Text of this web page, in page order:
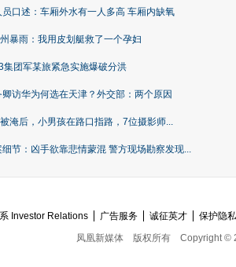
口述：车厢外水有一人多高 车厢内缺氧
暴雨：我用皮划艇救了一个孕妇
集团军某旅紧急实施爆破分洪
访华为何选在天津？外交部：两个原因
淹后，小男孩在路口指路，7位摄影师...
节：凶手欲靠悲情蒙混 警方现场勘察发现...
Investor Relations 广告服务 诚征英才
保护隐
凤凰新媒体
版权所有 Copyright ©